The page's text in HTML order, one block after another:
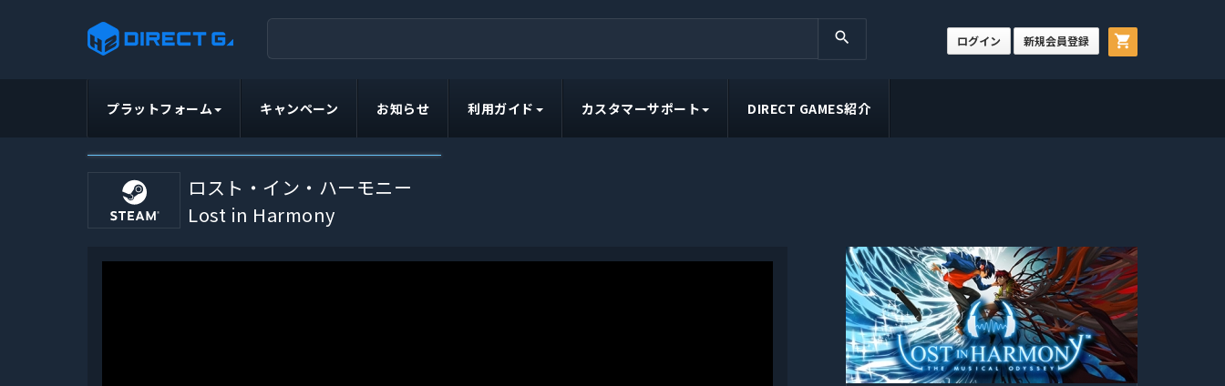
search shopping_cart
ログイン 新規会員登録
プラットフォーム キャンペーン お知らせ 利用ガイド カスタマーサポート DIRECT GAMES紹介
ロスト・イン・ハーモニー
Lost in Harmony